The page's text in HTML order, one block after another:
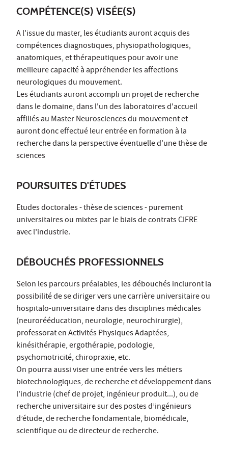
COMPÉTENCE(S) VISÉE(S)
A l'issue du master, les étudiants auront acquis des
compétences diagnostiques, physiopathologiques,
anatomiques, et thérapeutiques pour avoir une
meilleure capacité à appréhender les affections
neurologiques du mouvement.
Les étudiants auront accompli un projet de recherche
dans le domaine, dans l'un des laboratoires d'accueil
affiliés au Master Neurosciences du mouvement et
auront donc effectué leur entrée en formation à la
recherche dans la perspective éventuelle d'une thèse de
sciences
POURSUITES D'ÉTUDES
Etudes doctorales - thèse de sciences - purement
universitaires ou mixtes par le biais de contrats CIFRE
avec l’industrie.
DÉBOUCHÉS PROFESSIONNELS
Selon les parcours préalables, les débouchés incluront la
possibilité de se diriger vers une carrière universitaire ou
hospitalo-universitaire dans des disciplines médicales
(neurorééducation, neurologie, neurochirurgie),
professorat en Activités Physiques Adaptées,
kinésithérapie, ergothérapie, podologie,
psychomotricité, chiropraxie, etc.
On pourra aussi viser une entrée vers les métiers
biotechnologiques, de recherche et développement dans
l'industrie (chef de projet, ingénieur produit...), ou de
recherche universitaire sur des postes d’ingénieurs
d’étude, de recherche fondamentale, biomédicale,
scientifique ou de directeur de recherche.